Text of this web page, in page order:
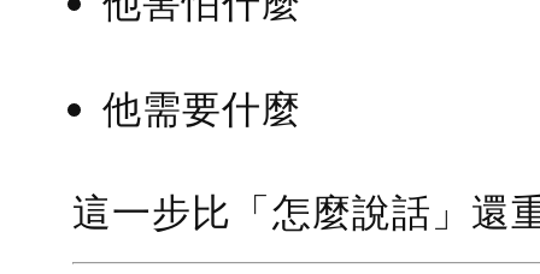
他需要什麼
這一步比「怎麼說話」還